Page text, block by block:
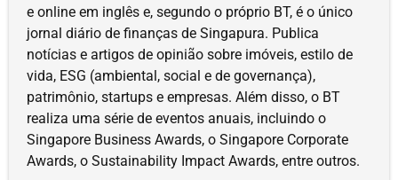
e online em inglês e, segundo o próprio BT, é o único
jornal diário de finanças de Singapura. Publica
notícias e artigos de opinião sobre imóveis, estilo de
vida, ESG (ambiental, social e de governança),
patrimônio, startups e empresas. Além disso, o BT
realiza uma série de eventos anuais, incluindo o
Singapore Business Awards, o Singapore Corporate
Awards, o Sustainability Impact Awards, entre outros.